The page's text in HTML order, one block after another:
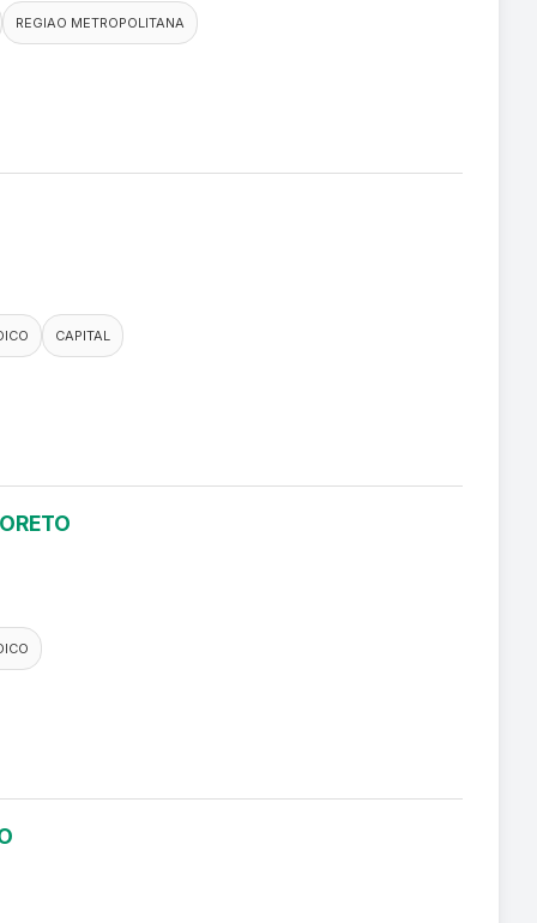
REGIAO METROPOLITANA
CAPITAL